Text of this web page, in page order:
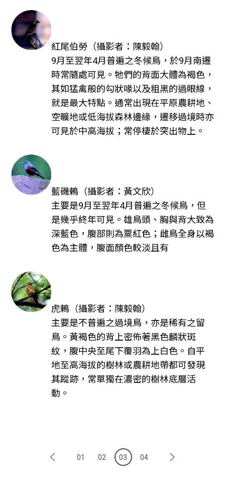
紅尾伯勞（攝影者：陳毅翰）
9月至翌年4月普遍之冬候鳥，於9月南遷
時常隨處可見。牠們的背面大體為褐色，
其如猛禽般的勾狀喙以及粗黑的過眼線，
就是最大特點。通常出現在平原農耕地、
空曠地或低海拔森林邊緣，遷移過境時亦
可見於中高海拔；常停棲於突出物上。
藍磯鶇（攝影者：黃文欣）
主要是9月至翌年4月普遍之冬候鳥，但
是幾乎終年可見。雄鳥頭、胸與背大致為
深藍色，腹部則為粟紅色；雌鳥全身以褐
色為主體，腹面顏色較淡且有
虎鶇（攝影者：陳毅翰）
主要是不普遍之過境鳥，亦是稀有之留
鳥。黃褐色的背上密佈著黑色麟狀斑
紋，腹中央至尾下覆羽為上白色。自平
地至高海拔的樹林或農耕地帶都可發現
其蹤跡，常單獨在濃密的樹林底層活
動。
01 02 03 04